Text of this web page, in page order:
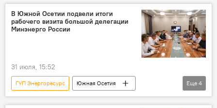
В Южной Осетии подвели итоги
рабочего визита большой делегации
Минэнерго России
31 июля, 15:52
ГУП Энергоресурс
Южная Осетия
Россия
энергоснабжение
Еще 4